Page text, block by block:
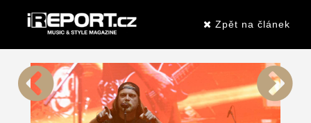
Zpět na článek